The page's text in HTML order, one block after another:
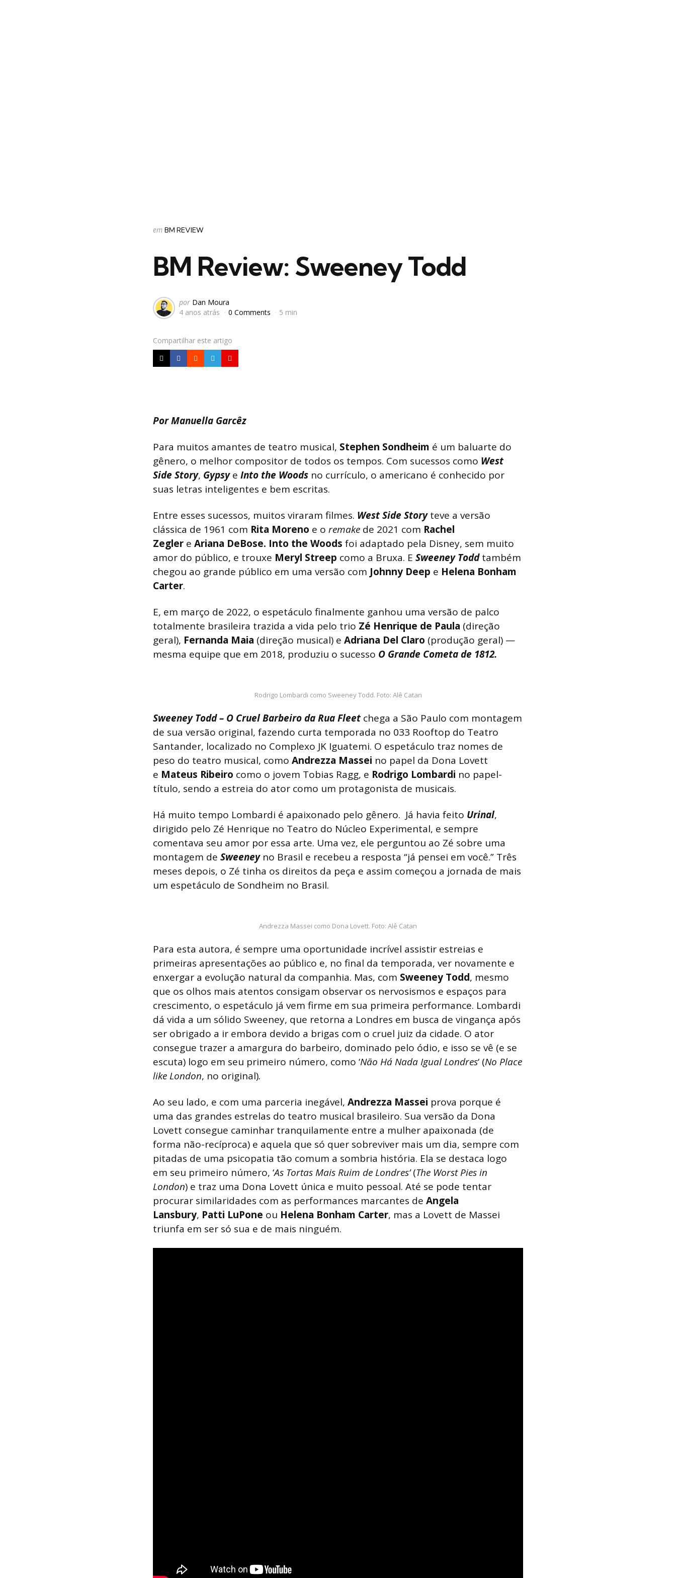
Categorias
Postado
em BM REVIEW
BM Review: Sweeney Todd
Postado
por
por Dan Moura
4 anos atrás
0 Comments 5 min
Compartilhar este artigo
Por Manuella Garcêz
Para muitos amantes de teatro musical, Stephen Sondheim é um baluarte do
gênero, o melhor compositor de todos os tempos. Com sucessos como West
Side Story, Gypsye Into the Woods no currículo, o americano é conhecido por
suas letras inteligentes e bem escritas.
Entre esses sucessos, muitos viraram filmes. West Side Storyteve a versão
clássica de 1961 com Rita Moreno e o remake de 2021 com Rachel
Zegler e Ariana DeBose. Into the Woods foi adaptado pela Disney, sem muito
amor do público, e trouxe Meryl Streep como a Bruxa. E Sweeney Todd também
chegou ao grande público em uma versão com Johnny Deep e Helena Bonham
Carter.
E, em março de 2022, o espetáculo finalmente ganhou uma versão de palco
totalmente brasileira trazida a vida pelo trio Zé Henrique de Paula (direção
geral), Fernanda Maia (direção musical) e Adriana Del Claro (produção geral) —
mesma equipe que em 2018, produziu o sucesso O Grande Cometa de 1812.
Rodrigo Lombardi como Sweeney Todd. Foto: Alê Catan
Sweeney Todd – O Cruel Barbeiro da Rua Fleet chega a São Paulo com montagem
de sua versão original, fazendo curta temporada no 033 Rooftop do Teatro
Santander, localizado no Complexo JK Iguatemi. O espetáculo traz nomes de
peso do teatro musical, como Andrezza Massei no papel da Dona Lovett
e Mateus Ribeiro como o jovem Tobias Ragg, e Rodrigo Lombardi no papel-
título, sendo a estreia do ator como um protagonista de musicais.
Há muito tempo Lombardi é apaixonado pelo gênero. Já havia feito Urinal,
dirigido pelo Zé Henrique no Teatro do Núcleo Experimental, e sempre
comentava seu amor por essa arte. Uma vez, ele perguntou ao Zé sobre uma
montagem de Sweeney no Brasil e recebeu a resposta “já pensei em você.” Três
meses depois, o Zé tinha os direitos da peça e assim começou a jornada de mais
um espetáculo de Sondheim no Brasil.
Andrezza Massei como Dona Lovett. Foto: Alê Catan
Para esta autora, é sempre uma oportunidade incrível assistir estreias e
primeiras apresentações ao público e, no final da temporada, ver novamente e
enxergar a evolução natural da companhia. Mas, com Sweeney Todd, mesmo
que os olhos mais atentos consigam observar os nervosismos e espaços para
crescimento, o espetáculo já vem firme em sua primeira performance. Lombardi
dá vida a um sólido Sweeney, que retorna a Londres em busca de vingança após
ser obrigado a ir embora devido a brigas com o cruel juiz da cidade. O ator
consegue trazer a amargura do barbeiro, dominado pelo ódio, e isso se vê (e se
escuta) logo em seu primeiro número, como ‘Não Há Nada Igual Londres‘ (No Place
like London, no original).
Ao seu lado, e com uma parceria inegável, Andrezza Massei prova porque é
uma das grandes estrelas do teatro musical brasileiro. Sua versão da Dona
Lovett consegue caminhar tranquilamente entre a mulher apaixonada (de
forma não-recíproca) e aquela que só quer sobreviver mais um dia, sempre com
pitadas de uma psicopatia tão comum a sombria história. Ela se destaca logo
em seu primeiro número, ‘As Tortas Mais Ruim de Londres’(The Worst Pies in
London) e traz uma Dona Lovett única e muito pessoal. Até se pode tentar
procurar similaridades com as performances marcantes de Angela
Lansbury, Patti LuPone ou Helena Bonham Carter, mas a Lovett de Massei
triunfa em ser só sua e de mais ninguém.